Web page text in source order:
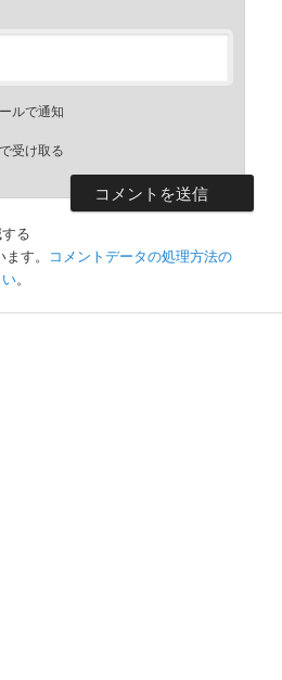
ルで通知
受け取る
る
す。 コメントデータの処理方法の
。